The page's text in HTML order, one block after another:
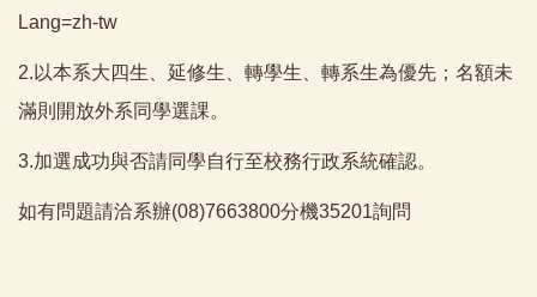
Lang=zh-tw
2.以本系大四生、延修生、轉學生、轉系生為優先；名額未
滿則開放外系同學選課。
3.加選成功與否請同學自行至校務行政系統確認。
如有問題請洽系辦(08)7663800分機35201詢問